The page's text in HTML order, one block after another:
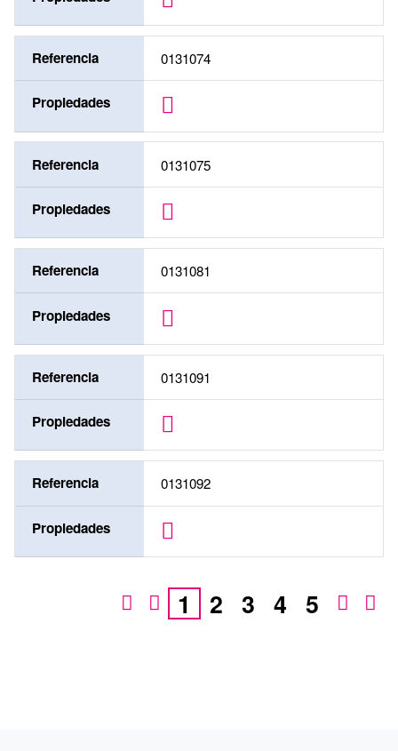
Referencia 0131074
Propiedades
Referencia 0131075
Propiedades
Referencia 0131081
Propiedades
Referencia 0131091
Propiedades
Referencia 0131092
Propiedades
1 2 3 4 5